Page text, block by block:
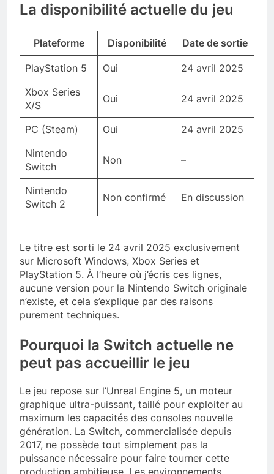
La disponibilité actuelle du jeu
Plateforme Disponibilité Date de sortie
PlayStation 5 Oui
24 avril 2025
Xbox Series
X/S
Oui 24 avril 2025
PC (Steam) Oui
24 avril 2025
Nintendo
Switch
Non –
Nintendo
Switch 2
Non confirmé En discussion
Le titre est sorti le 24 avril 2025 exclusivement
sur Microsoft Windows, Xbox Series et
PlayStation 5. À l’heure où j’écris ces lignes,
aucune version pour la Nintendo Switch originale
n’existe, et cela s’explique par des raisons
purement techniques.
Pourquoi la Switch actuelle ne
peut pas accueillir le jeu
Le jeu repose sur l’Unreal Engine 5, un moteur
graphique ultra-puissant, taillé pour exploiter au
maximum les capacités des consoles nouvelle
génération. La Switch, commercialisée depuis
2017, ne possède tout simplement pas la
puissance nécessaire pour faire tourner cette